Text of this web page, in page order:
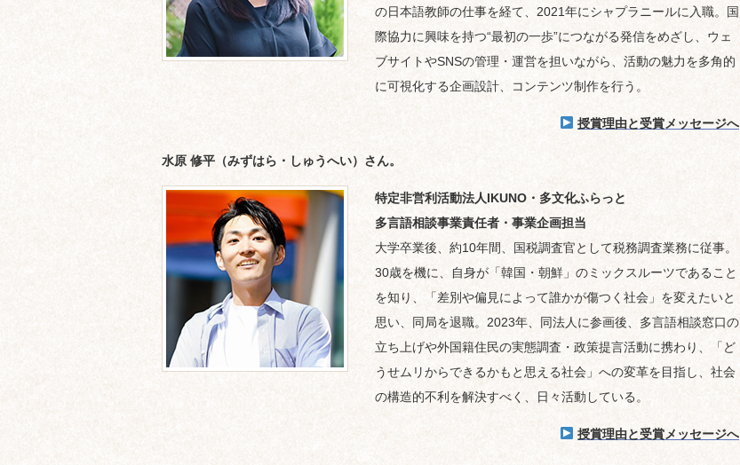
の日本語教師の仕事を経て、2021年にシャプラニールに入職。国
際協力に興味を持つ“最初の一歩”につながる発信をめざし、ウェ
ブサイトやSNSの管理・運営を担いながら、活動の魅力を多角的
に可視化する企画設計、コンテンツ制作を行う。
授賞理由と受賞メッセージへ
水原 修平（みずはら・しゅうへい）さん。
特定非営利活動法人IKUNO・多文化ふらっと
多言語相談事業責任者・事業企画担当
大学卒業後、約10年間、国税調査官として税務調査業務に従事。
30歳を機に、自身が「韓国・朝鮮」のミックスルーツであること
を知り、「差別や偏見によって誰かが傷つく社会」を変えたいと
思い、同局を退職。2023年、同法人に参画後、多言語相談窓口の
立ち上げや外国籍住民の実態調査・政策提言活動に携わり、「ど
うせムリからできるかもと思える社会」への変革を目指し、社会
の構造的不利を解決すべく、日々活動している。
授賞理由と受賞メッセージへ